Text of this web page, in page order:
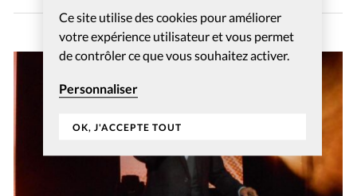
Ce site utilise des cookies pour améliorer
votre expérience utilisateur et vous permet
de contrôler ce que vous souhaitez activer.
Personnaliser
OK, J'ACCEPTE TOUT